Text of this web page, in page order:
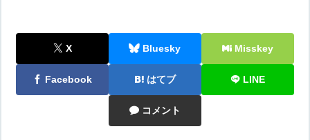
X Bluesky Misskey
Facebook はてブ LINE
コメント